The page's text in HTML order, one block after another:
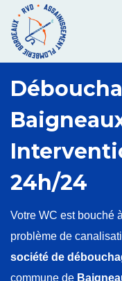
24h/24
Votre WC est bouché
problème de
société de
commune de